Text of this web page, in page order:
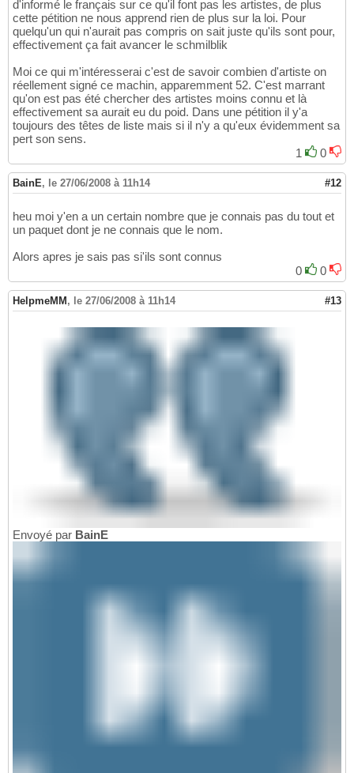
d'informé le français sur ce qu'il font pas les artistes, de plus
cette pétition ne nous apprend rien de plus sur la loi. Pour
quelqu'un qui n'aurait pas compris on sait juste qu'ils sont pour,
effectivement ça fait avancer le schmilblik
Moi ce qui m'intéresserai c'est de savoir combien d'artiste on
réellement signé ce machin, apparemment 52. C'est marrant
qu'on est pas été chercher des artistes moins connu et là
effectivement sa aurait eu du poid. Dans une pétition il y'a
toujours des têtes de liste mais si il n'y a qu'eux évidemment sa
pert son sens.
1
0
BainE, le 27/06/2008 à 11h14 #12
heu moi y'en a un certain nombre que je connais pas du tout et
un paquet dont je ne connais que le nom.
Alors apres je sais pas si'ils sont connus
0
0
HelpmeMM , le 27/06/2008 à 11h14 #13
Envoyé par BainE